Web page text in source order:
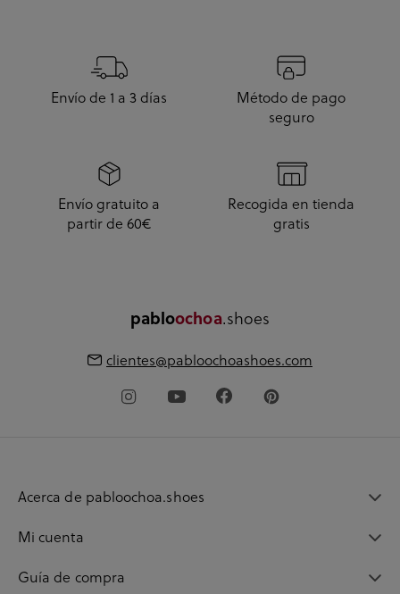
Envío de 1 a 3 días
Método de pago
seguro
Envío gratuito a
partir de 60€
Recogida en tienda
gratis
pabloochoa.shoes
clientes@pabloochoashoes.com
Acerca de pabloochoa.shoes
Mi cuenta
Guía de compra